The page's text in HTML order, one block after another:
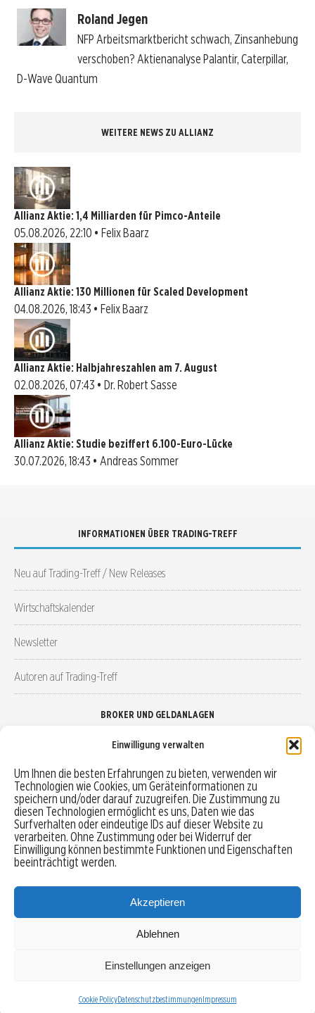
Einwilligung verwalten
Um Ihnen die besten Erfahrungen zu bieten, verwenden wir
Technologien wie Cookies, um Geräteinformationen zu
speichern und/oder darauf zuzugreifen. Die Zustimmung zu
diesen Technologien ermöglicht es uns, Daten wie das
Surfverhalten oder eindeutige IDs auf dieser Website zu
verarbeiten. Ohne Zustimmung oder bei Widerruf der
Einwilligung können bestimmte Funktionen und Eigenschaften
beeinträchtigt werden.
Akzeptieren
Ablehnen
Einstellungen anzeigen
Cookie PolicyDatenschutzbestimmungenImpressum
Roland Jegen
NFP Arbeitsmarktbericht schwach, Zinsanhebung
verschoben? Aktienanalyse Palantir, Caterpillar,
D-Wave Quantum
WEITERE NEWS ZU ALLIANZ
Allianz Aktie: 1,4 Milliarden für Pimco-Anteile
05.08.2026, 22:10 • Felix Baarz
Allianz Aktie: 130 Millionen für Scaled Development
04.08.2026, 18:43 • Felix Baarz
Allianz Aktie: Halbjahreszahlen am 7. August
02.08.2026, 07:43 • Dr. Robert Sasse
Allianz Aktie: Studie beziffert 6.100-Euro-Lücke
30.07.2026, 18:43 • Andreas Sommer
INFORMATIONEN ÜBER TRADING-TREFF
Neu auf Trading-Treff / New Releases
Wirtschaftskalender
Newsletter
Autoren auf Trading-Treff
BROKER UND GELDANLAGEN
Robo-Advisor vergleichen
Depotvergleich
Festgeld vergleichen
Tagesgeld vergleichen